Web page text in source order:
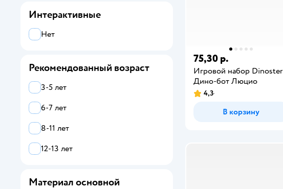
75,30 р.
Игровой набор Dinoster
Дино-бот Люцио
4,3
В корзину
Funky Toys
GooJitZu
GooZonians
Hasbro
Hatchimals
Hello Carbot
Интерактивные
Нет
Рекомендованный возраст
3-5 лет
6-7 лет
8-11 лет
12-13 лет
Материал основной